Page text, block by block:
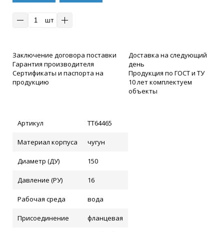
шт
Заключение договора поставки
Гарантия производителя
Сертификаты и паспорта на
продукцию
Доставка на следующий
день
Продукция по ГОСТ и ТУ
10 лет комплектуем
объекты
Артикул ТТ64465
Материал корпуса чугун
Диаметр (ДУ) 150
Давление (РУ) 16
Рабочая среда вода
Присоединение фланцевая